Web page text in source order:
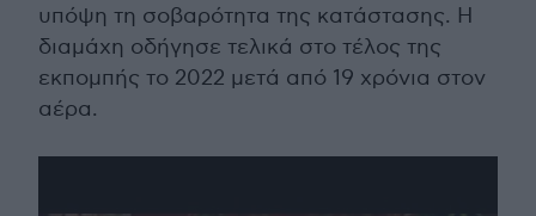
υπόψη τη σοβαρότητα της κατάστασης. Η
διαμάχη οδήγησε τελικά στο τέλος της
εκπομπής το 2022 μετά από 19 χρόνια στον
αέρα.